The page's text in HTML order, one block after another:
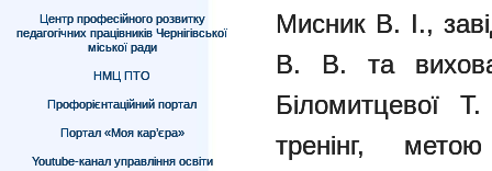
Центр професійного розвитку
педагогічних працівників Чернігівської
міської ради
НМЦ ПТО
Профорієнтаційний портал
Портал «Моя кар’єра»
Youtube-канал управління освіти
Мисник В. І.,
В. В. та
Біломитцевої
тренінг,